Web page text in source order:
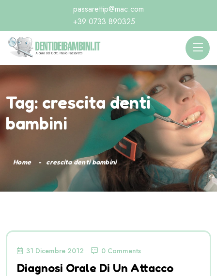
passarettip@mac.com
+39 0733 890325
Tag: crescita denti
bambini
Home crescita denti bambini
31 Dicembre 2012 0 Comments
Diagnosi Orale Di Un Attacco